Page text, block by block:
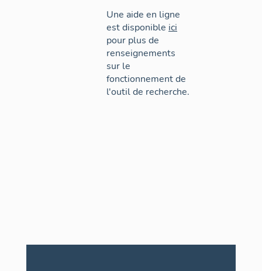
Une aide en ligne
est disponible ici
pour plus de
renseignements
sur le
fonctionnement de
l'outil de recherche.